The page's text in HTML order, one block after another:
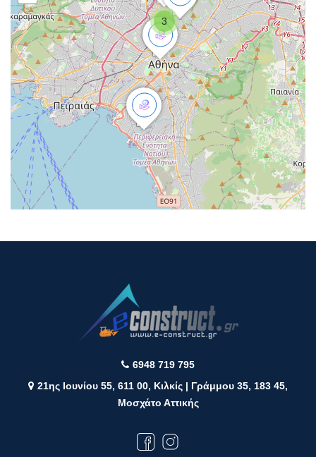
3
6948 719 795
21ης Ιουνίου 55, 611 00, Κιλκίς | Γράμμου 35, 183 45,
Μοσχάτο Αττικής